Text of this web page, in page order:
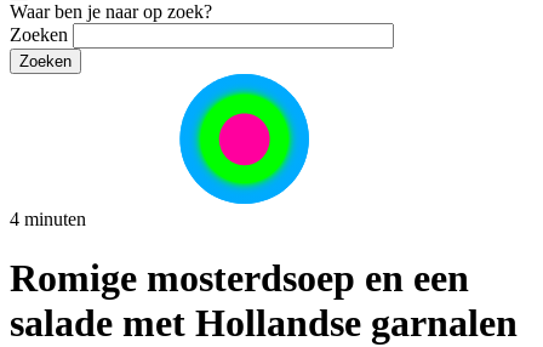
Waar ben je naar op zoek?
Zoeken
4 minuten
Romige mosterdsoep en een
salade met Hollandse garnalen